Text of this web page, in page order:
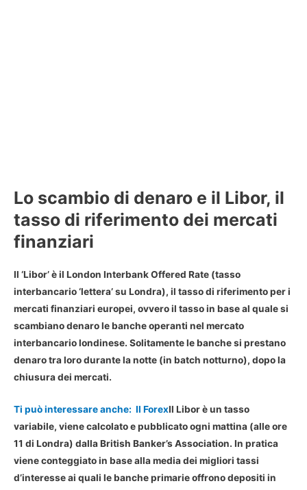
Lo scambio di denaro e il Libor, il
tasso di riferimento dei mercati
finanziari
Il ‘Libor’ è il London Interbank Offered Rate (tasso
interbancario ‘lettera’ su Londra), il tasso di riferimento per i
mercati finanziari europei, ovvero il tasso in base al quale si
scambiano denaro le banche operanti nel mercato
interbancario londinese. Solitamente le banche si prestano
denaro tra loro durante la notte (in batch notturno), dopo la
chiusura dei mercati.
Ti può interessare anche: Il ForexIl Libor è un tasso
variabile, viene calcolato e pubblicato ogni mattina (alle ore
11 di Londra) dalla British Banker’s Association. In pratica
viene conteggiato in base alla media dei migliori tassi
d’interesse ai quali le banche primarie offrono depositi in